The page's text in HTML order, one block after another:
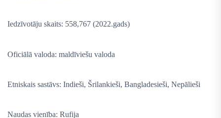
Iedzīvotāju skaits: 558,767 (2022.gads)
Oficiālā valoda: maldīviešu valoda
Etniskais sastāvs: Indieši, Šrilankieši, Bangladesieši, Nepālieši
Naudas vienība: Rufija